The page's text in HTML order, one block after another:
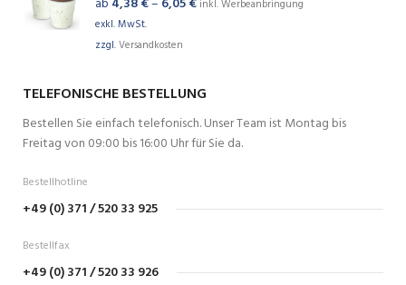
inkl. Werbeanbringung
exkl. MwSt.
zzgl.Versandkosten
TELEFONISCHE BESTELLUNG
Bestellen Sie einfach telefonisch. Unser Team ist Montag bis
Freitag von 09:00 bis 16:00 Uhr für Sie da.
Bestellhotline
+49 (0) 371 / 520 33 925
Bestellfax
+49 (0) 371 / 520 33 926